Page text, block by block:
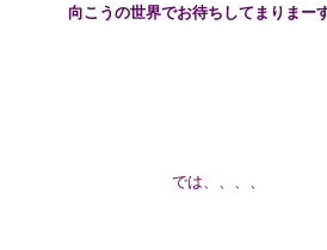
向こうの世界でお待ちしてまりまー
では、、、、